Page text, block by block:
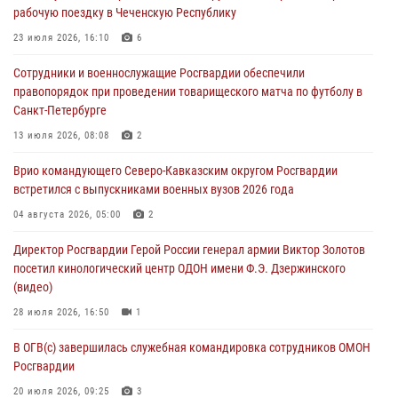
07 августа 2026, 06:49
святого праведного воина Федора Ушакова (видео)
07 августа 2026, 06:15 7
Росгвардейцы оказали адресную помощь жителям Луганской
07 августа 2026, 05:00
Сотрудники Росгвардии в Забайкалье потушили загоревшийся дом
07 августа 2026, 04:10
рабочую поездку в Чеченскую Республику
23 июля 2026, 16:10 6
Сотрудники и военнослужащие Росгвардии обеспечили
правопорядок при проведении товарищеского матча по футболу в
Санкт-Петербурге
13 июля 2026, 08:08 2
Врио командующего Северо-Кавказским округом Росгвардии
встретился с выпускниками военных вузов 2026 года
04 августа 2026, 05:00 2
Директор Росгвардии Герой России генерал армии Виктор Золотов
посетил кинологический центр ОДОН имени Ф.Э. Дзержинского
(видео)
28 июля 2026, 16:50 1
В ОГВ(с) завершилась служебная командировка сотрудников ОМОН
Росгвардии
20 июля 2026, 09:25 3